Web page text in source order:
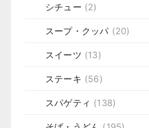
シチュー (2)
スープ・クッパ (20)
スイーツ (13)
ステーキ (56)
スパゲティ (138)